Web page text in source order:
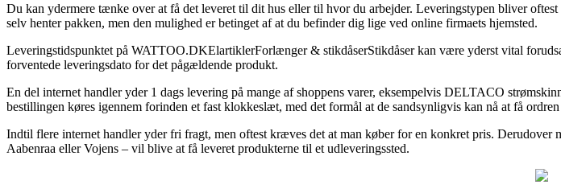
Du kan ydermere tænke over at få det leveret til dit hus eller til hvor du arbejder. Leveringstypen bliver
selv henter pakken, men den mulighed er betinget af at du befinder dig lige ved online firmaets hjemsted.
Leveringstidspunktet på WATTOO.DKElartiklerForlænger & stikdåserStikdåser kan være yderst vital
forventede leveringsdato for det pågældende produkt.
En del internet handler yder 1 dags levering på mange af shoppens varer, eksempelvis DELTACO
bestillingen køres igennem forinden et fast klokkeslæt, med det formål at de sandsynligvis kan nå at få
Indtil flere internet handler yder fri fragt, men oftest kræves det at man køber for en konkret pris. Derudover
Aabenraa eller Vojens – vil blive at få leveret produkterne til et udleveringssted.